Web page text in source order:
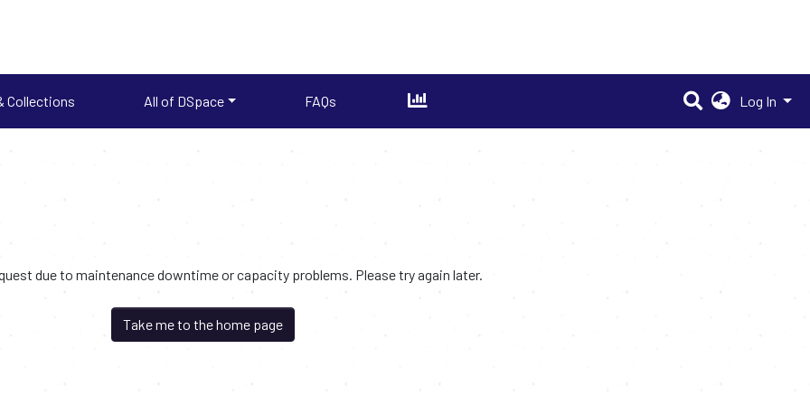
Collections All of DSpace FAQs Log In
due to maintenance downtime or capacity problems. Please try again later.
Take me to the home page